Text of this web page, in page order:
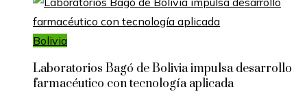
Bolivia
Laboratorios Bagó de Bolivia impulsa desarrollo
farmacéutico con tecnología aplicada